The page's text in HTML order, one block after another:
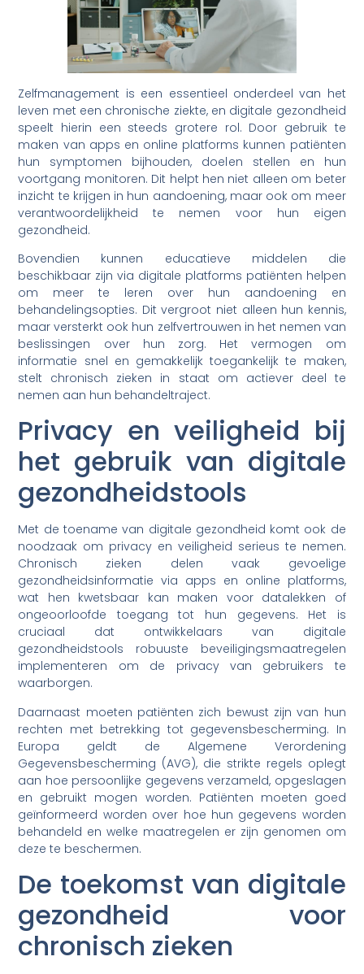
Zelfmanagement is een essentieel onderdeel van het
leven met een chronische ziekte, en digitale gezondheid
speelt hierin een steeds grotere rol. Door gebruik te
maken van apps en online platforms kunnen patiënten
hun symptomen bijhouden, doelen stellen en hun
voortgang monitoren. Dit helpt hen niet alleen om beter
inzicht te krijgen in hun aandoening, maar ook om meer
verantwoordelijkheid te nemen voor hun eigen
gezondheid.
Bovendien kunnen educatieve middelen die
beschikbaar zijn via digitale platforms patiënten helpen
om meer te leren over hun aandoening en
behandelingsopties. Dit vergroot niet alleen hun kennis,
maar versterkt ook hun zelfvertrouwen in het nemen van
beslissingen over hun zorg. Het vermogen om
informatie snel en gemakkelijk toegankelijk te maken,
stelt chronisch zieken in staat om actiever deel te
nemen aan hun behandeltraject.
Privacy en veiligheid bij
het gebruik van digitale
gezondheidstools
Met de toename van digitale gezondheid komt ook de
noodzaak om privacy en veiligheid serieus te nemen.
Chronisch zieken delen vaak gevoelige
gezondheidsinformatie via apps en online platforms,
wat hen kwetsbaar kan maken voor datalekken of
ongeoorloofde toegang tot hun gegevens. Het is
cruciaal dat ontwikkelaars van digitale
gezondheidstools robuuste beveiligingsmaatregelen
implementeren om de privacy van gebruikers te
waarborgen.
Daarnaast moeten patiënten zich bewust zijn van hun
rechten met betrekking tot gegevensbescherming. In
Europa geldt de Algemene Verordening
Gegevensbescherming (AVG), die strikte regels oplegt
aan hoe persoonlijke gegevens verzameld, opgeslagen
en gebruikt mogen worden. Patiënten moeten goed
geïnformeerd worden over hoe hun gegevens worden
behandeld en welke maatregelen er zijn genomen om
deze te beschermen.
De toekomst van digitale
gezondheid voor
chronisch zieken